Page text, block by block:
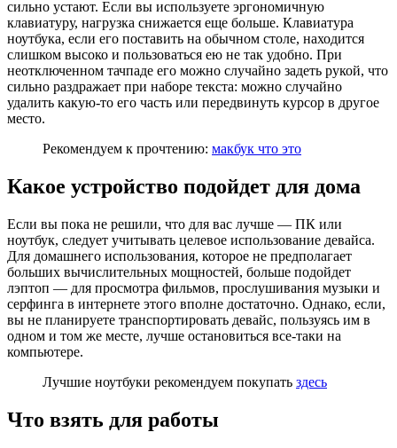
сильно устают. Если вы используете эргономичную
клавиатуру, нагрузка снижается еще больше. Клавиатура
ноутбука, если его поставить на обычном столе, находится
слишком высоко и пользоваться ею не так удобно. При
неотключенном тачпаде его можно случайно задеть рукой, что
сильно раздражает при наборе текста: можно случайно
удалить какую-то его часть или передвинуть курсор в другое
место.
Рекомендуем к прочтению: макбук что это
Какое устройство подойдет для дома
Если вы пока не решили, что для вас лучше — ПК или
ноутбук, следует учитывать целевое использование девайса.
Для домашнего использования, которое не предполагает
больших вычислительных мощностей, больше подойдет
лэптоп — для просмотра фильмов, прослушивания музыки и
серфинга в интернете этого вполне достаточно. Однако, если,
вы не планируете транспортировать девайс, пользуясь им в
одном и том же месте, лучше остановиться все-таки на
компьютере.
Лучшие ноутбуки рекомендуем покупать здесь
Что взять для работы